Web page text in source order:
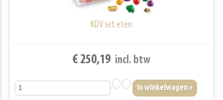
KDV set eten
€ 250,19 incl. btw